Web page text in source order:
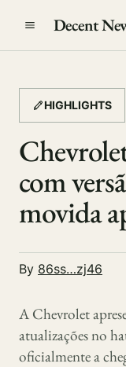
Decent
HIGHLIGHTS
com
movida
By 86ss…zj46
A Chevrolet
atualizações no
oficialmente a